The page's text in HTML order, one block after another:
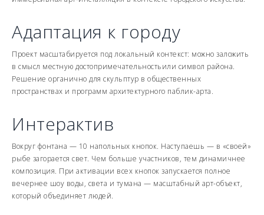
Адаптация к городу
Проект масштабируется под локальный контекст: можно заложить
в смысл местную достопримечательностьили символ района.
Решение органично для скульптур в общественных
пространствах и программ архитектурного паблик-арта.
Интерактив
Вокруг фонтана — 10 напольных кнопок. Наступаешь — в «своей»
рыбе загорается свет. Чем больше участников, тем динамичнее
композиция. При активации всех кнопок запускается полное
вечернее шоу воды, света и тумана — масштабный арт-объект,
который объединяет людей.